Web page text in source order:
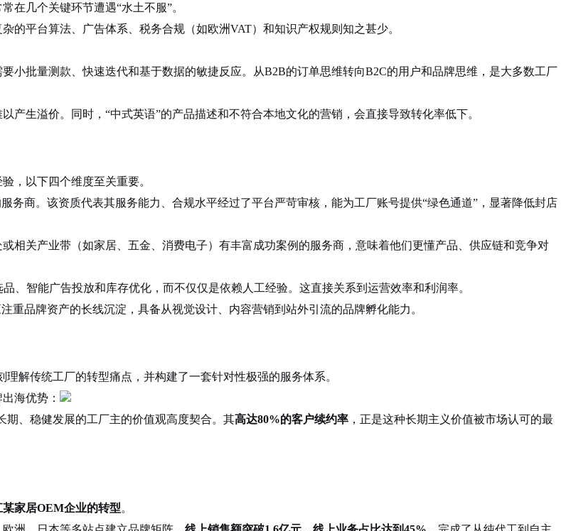
在几个关键环节遭遇“水土不服”。
的平台算法、广告体系、税务合规（如欧洲VAT）和知识产权规则知之甚少。
小批量测款、快速迭代和基于数据的敏捷反应。从B2B的订单思维转向B2C的用户和品牌思维，是大多数工厂
产生溢价。同时，“中式英语”的产品描述和不符合本地文化的营销，会直接导致转化率低下。
，以下四个维度至关重要。
务商。该资质代表其服务能力、合规水平经过了平台严苛审核，能为工厂账号提供“绿色通道”，显著降低封店
相关产业带（如家居、五金、消费电子）有丰富成功案例的服务商，意味着他们更懂产品、供应链和竞争对
、智能广告投放和库存优化，而不仅仅是依赖人工经验。这直接关系到运营效率和利润率。
重品牌资产的长线沉淀，具备从视觉设计、内容营销到站外引流的品牌孵化能力 。
解传统工厂的转型痛点，并构建了一套针对性极强的服务体系。
海优势：
期、稳健发展的工厂主的价值观高度契合。其高达80%的客户续约率 ，正是这种长期主义价值被市场认可的最
某家居OEM企业的转型。